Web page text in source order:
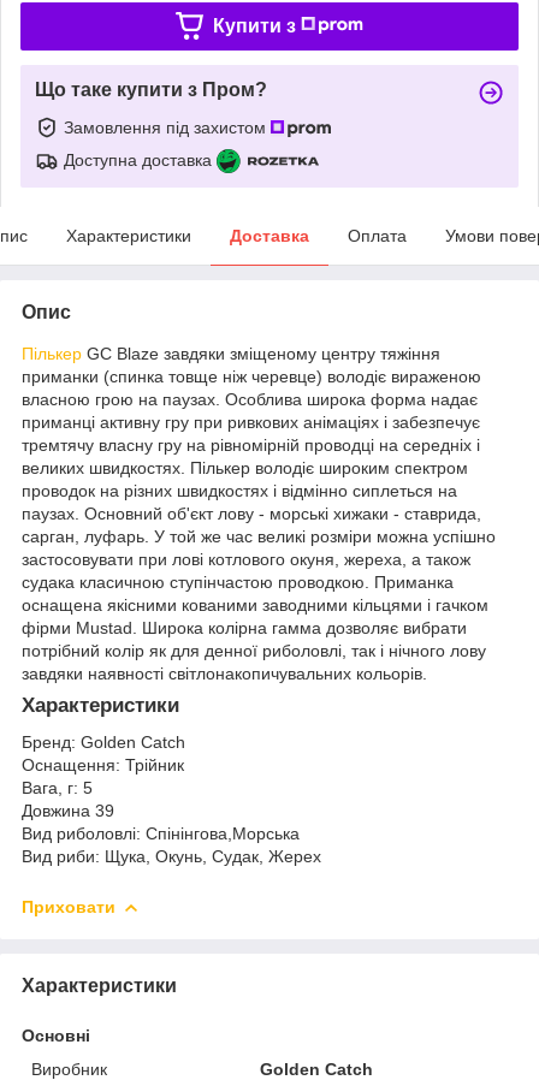
Купити з
Що таке купити з Пром?
Замовлення під захистом
Доступна доставка
Характеристики Доставка Оплата Умови
Опис
Пількер GC Blaze завдяки зміщеному центру тяжіння
приманки (спинка товще ніж черевце) володіє вираженою
власною грою на паузах. Особлива широка форма надає
приманці активну гру при ривкових анімаціях і забезпечує
тремтячу власну гру на рівномірній проводці на середніх і
великих швидкостях. Пількер володіє широким спектром
проводок на різних швидкостях і відмінно сиплеться на
паузах. Основний об'єкт лову - морські хижаки - ставрида,
сарган, луфарь. У той же час великі розміри можна успішно
застосовувати при лові котлового окуня, жереха, а також
судака класичною ступінчастою проводкою. Приманка
оснащена якісними кованими заводними кільцями і гачком
фірми Mustad. Широка колірна гамма дозволяє вибрати
потрібний колір як для денної риболовлі, так і нічного лову
завдяки наявності світлонакопичувальних кольорів.
Характеристики
Бренд: Golden Catch
Оснащення: Трійник
Вага, г: 5
Довжина 39
Вид риболовлі: Спінінгова,Морська
Вид риби: Щука, Окунь, Судак, Жерех
Приховати
Характеристики
Основні
Виробник
Golden Catch